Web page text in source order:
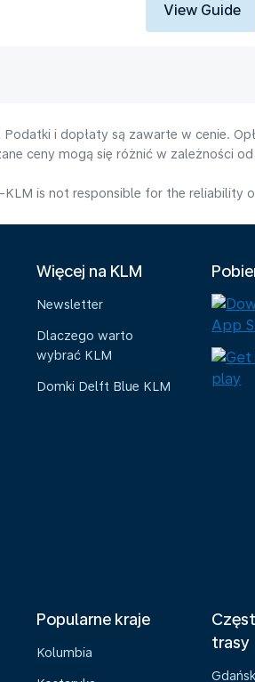
View Guide
i dopłaty są zawarte w cenie.
ceny mogą się różnić w zależności
is not responsible for the reliability
Więcej na KLM
Newsletter
Dlaczego warto
wybrać KLM
Domki Delft Blue KLM
Popularne kraje
Kolumbia
trasy